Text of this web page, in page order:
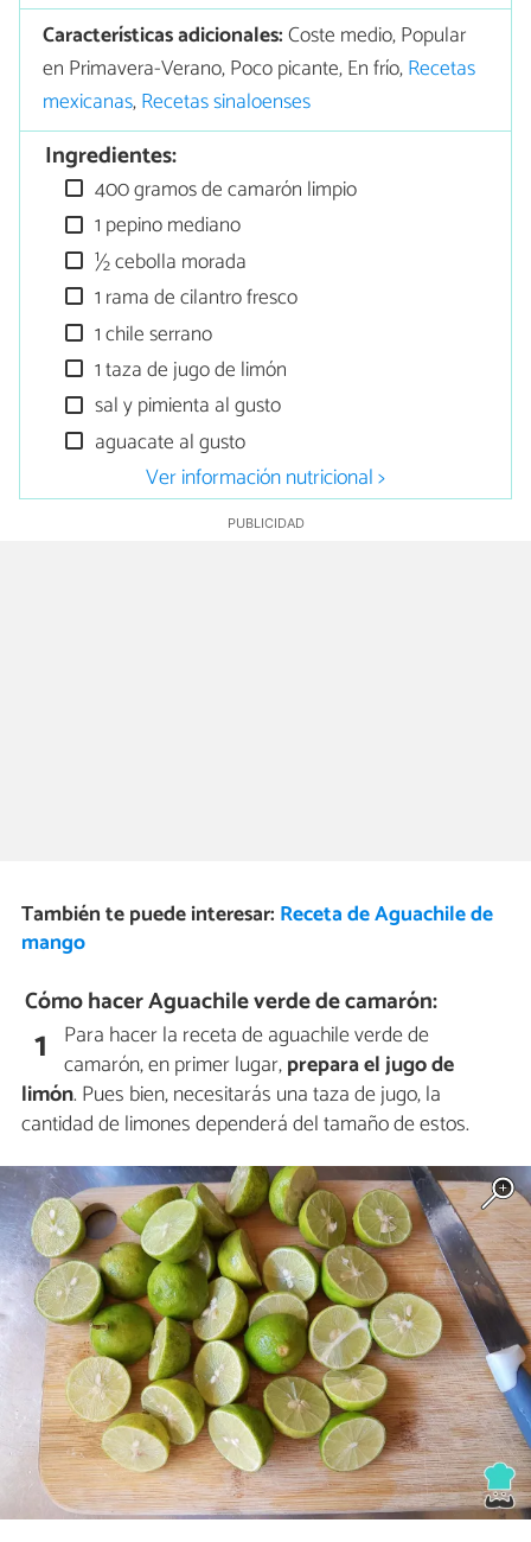
Características adicionales:Coste medio, Popular
en Primavera-Verano, Poco picante, En frío,Recetas
mexicanas,Recetas sinaloenses
Ingredientes:
400 gramos de camarón limpio
1 pepino mediano
½ cebolla morada
1 rama de cilantro fresco
1 chile serrano
1 taza de jugo de limón
sal y pimienta al gusto
aguacate al gusto
Ver información nutricional >
También te puede interesar: Receta de Aguachile de
mango
Cómo hacer Aguachile verde de camarón:
1 Para hacer la receta de aguachile verde de
camarón, en primer lugar,prepara el jugo de
limón. Pues bien, necesitarás una taza de jugo, la
cantidad de limones dependerá del tamaño de estos.